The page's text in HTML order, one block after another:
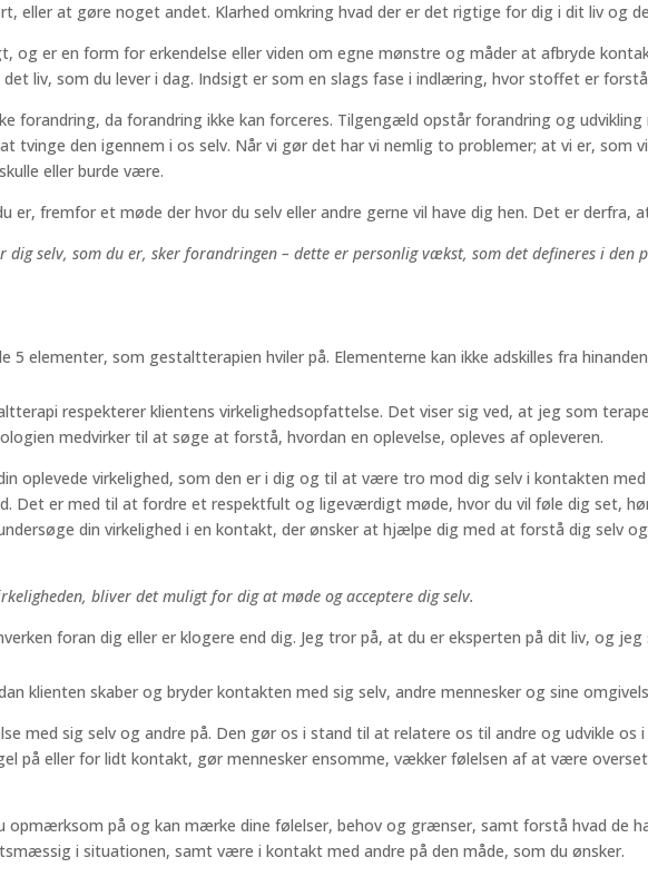
eller at gøre noget andet. Klarhed omkring hvad der er det rigtige for dig i dit liv og
og er en form for erkendelse eller viden om egne mønstre og måder at afbryde
liv, som du lever i dag. Indsigt er som en slags fase i indlæring, hvor stoffet er
forandring, da forandring ikke kan forceres. Tilgengæld opstår forandring og
tvinge den igennem i os selv. Når vi gør det har vi nemlig to problemer; at vi er,
eller burde være.
er, fremfor et møde der hvor du selv eller andre gerne vil have dig hen. Det er derfra,
dig selv, som du er, sker forandringen – dette er personlig vækst, som det defineres i den
5 elementer, som gestaltterapien hviler på. Elementerne kan ikke adskilles fra
respekterer klientens virkelighedsopfattelse. Det viser sig ved, at jeg som
medvirker til at søge at forstå, hvordan en oplevelse, opleves af opleveren.
oplevede virkelighed, som den er i dig og til at være tro mod dig selv i kontakten
Det er med til at fordre et respektfult og ligeværdigt møde, hvor du vil føle dig set,
din virkelighed i en kontakt, der ønsker at hjælpe dig med at forstå dig selv
bliver det muligt for dig at møde og acceptere dig selv.
foran dig eller er klogere end dig. Jeg tror på, at du er eksperten på dit liv, og
klienten skaber og bryder kontakten med sig selv, andre mennesker og sine
med sig selv og andre på. Den gør os i stand til at relatere os til andre og udvikle
på eller for lidt kontakt, gør mennesker ensomme, vækker følelsen af at være
opmærksom på og kan mærke dine følelser, behov og grænser, samt forstå hvad
i situationen, samt være i kontakt med andre på den måde, som du ønsker.